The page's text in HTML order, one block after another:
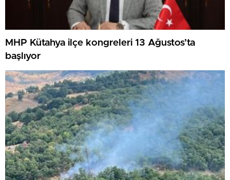
MHP Kütahya ilçe kongreleri 13 Ağustos’ta
başlıyor